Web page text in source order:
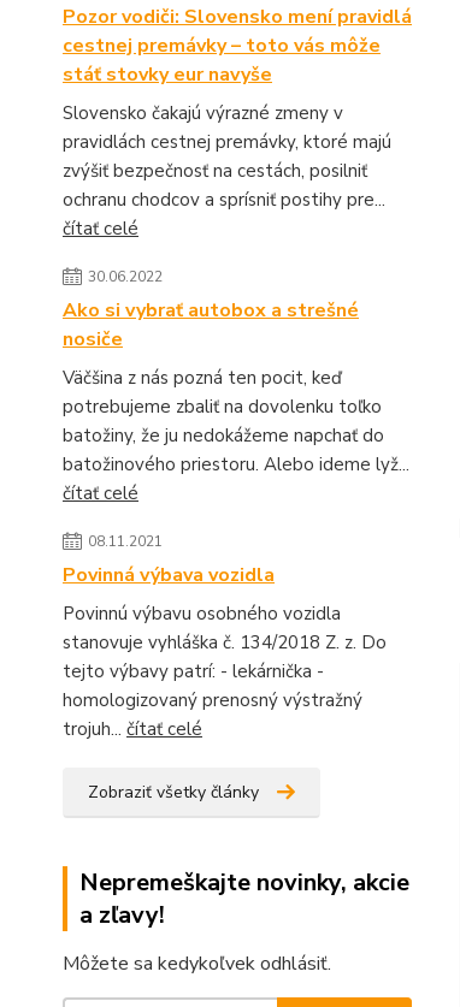
Pozor vodiči: Slovensko mení pravidlá
cestnej premávky – toto vás môže
stáť stovky eur navyše
Slovensko čakajú výrazné zmeny v
pravidlách cestnej premávky, ktoré majú
zvýšiť bezpečnosť na cestách, posilniť
ochranu chodcov a sprísniť postihy pre...
čítať celé
30.06.2022
Ako si vybrať autobox a strešné
nosiče
Väčšina z nás pozná ten pocit, keď
potrebujeme zbaliť na dovolenku toľko
batožiny, že ju nedokážeme napchať do
batožinového priestoru. Alebo ideme lyž...
čítať celé
08.11.2021
Povinná výbava vozidla
Povinnú výbavu osobného vozidla
stanovuje vyhláška č. 134/2018 Z. z. Do
tejto výbavy patrí: - lekárnička -
homologizovaný prenosný výstražný
trojuh... čítať celé
Zobraziť všetky články
Nepremeškajte novinky, akcie
a zľavy!
Môžete sa kedykoľvek odhlásiť.